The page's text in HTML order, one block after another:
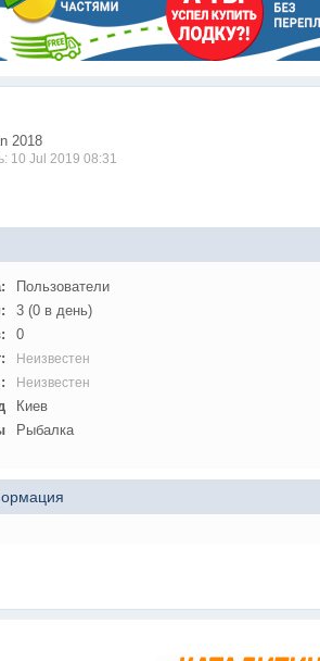
2018
10 Jul 2019 08:31
Пользователи
3 (0 в день)
0
Неизвестен
Неизвестен
Киев
Рыбалка